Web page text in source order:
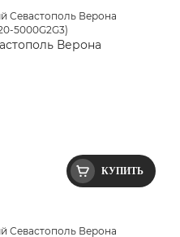
Верона
КУПИТЬ